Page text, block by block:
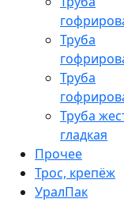
Труба
Труба
Труба
гладкая
Прочее
Трос, крепёж
УралПак